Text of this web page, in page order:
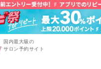
国内最大級の
サロン予約サイト